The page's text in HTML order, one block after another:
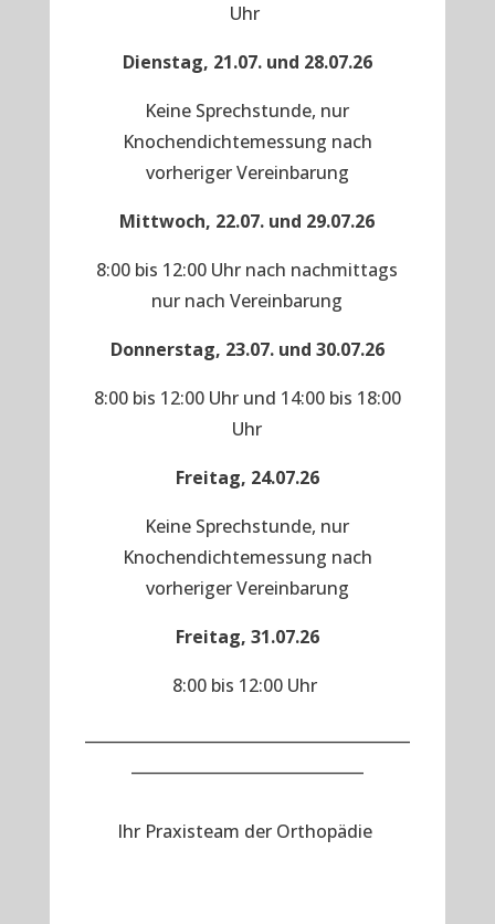
Uhr
Dienstag, 21.07. und 28.07.26
Keine Sprechstunde, nur
Knochendichtemessung nach
vorheriger Vereinbarung
Mittwoch, 22.07. und 29.07.26
8:00 bis 12:00 Uhr nach nachmittags
nur nach Vereinbarung
Donnerstag, 23.07. und 30.07.26
8:00 bis 12:00 Uhr und 14:00 bis 18:00
Uhr
Freitag, 24.07.26
Keine Sprechstunde, nur
Knochendichtemessung nach
vorheriger Vereinbarung
Freitag, 31.07.26
8:00 bis 12:00 Uhr
Ihr Praxisteam der Orthopädie